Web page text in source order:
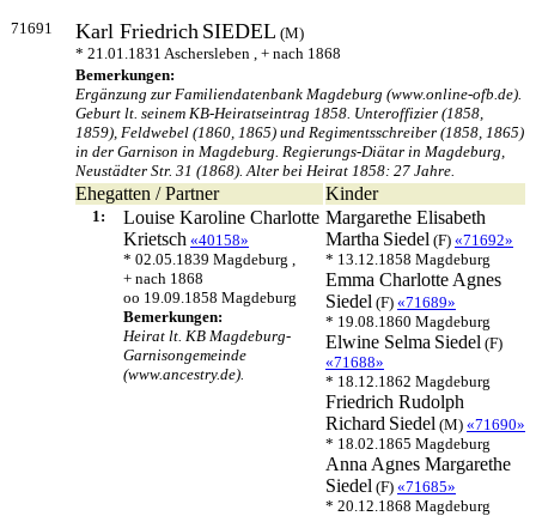
71691 Karl Friedrich SIEDEL (M)
* 21.01.1831 Aschersleben , + nach 1868
Bemerkungen:
Ergänzung zur Familiendatenbank Magdeburg (www.online-ofb.de).
Geburt lt. seinem KB-Heiratseintrag 1858. Unteroffizier (1858,
1859), Feldwebel (1860, 1865) und Regimentsschreiber (1858, 1865)
in der Garnison in Magdeburg. Regierungs-Diätar in Magdeburg,
Neustädter Str. 31 (1868). Alter bei Heirat 1858: 27 Jahre.
Ehegatten / Partner Kinder
1:
Louise Karoline Charlotte
Krietsch «40158»
* 02.05.1839 Magdeburg ,
+ nach 1868
oo 19.09.1858 Magdeburg
Bemerkungen:
Heirat lt. KB Magdeburg-
Garnisongemeinde
(www.ancestry.de).
Margarethe Elisabeth
Martha Siedel (F) «71692»
* 13.12.1858 Magdeburg
Emma Charlotte Agnes
Siedel (F) «71689»
* 19.08.1860 Magdeburg
Elwine Selma Siedel (F)
«71688»
* 18.12.1862 Magdeburg
Friedrich Rudolph
Richard Siedel (M) «71690»
* 18.02.1865 Magdeburg
Anna Agnes Margarethe
Siedel (F) «71685»
* 20.12.1868 Magdeburg